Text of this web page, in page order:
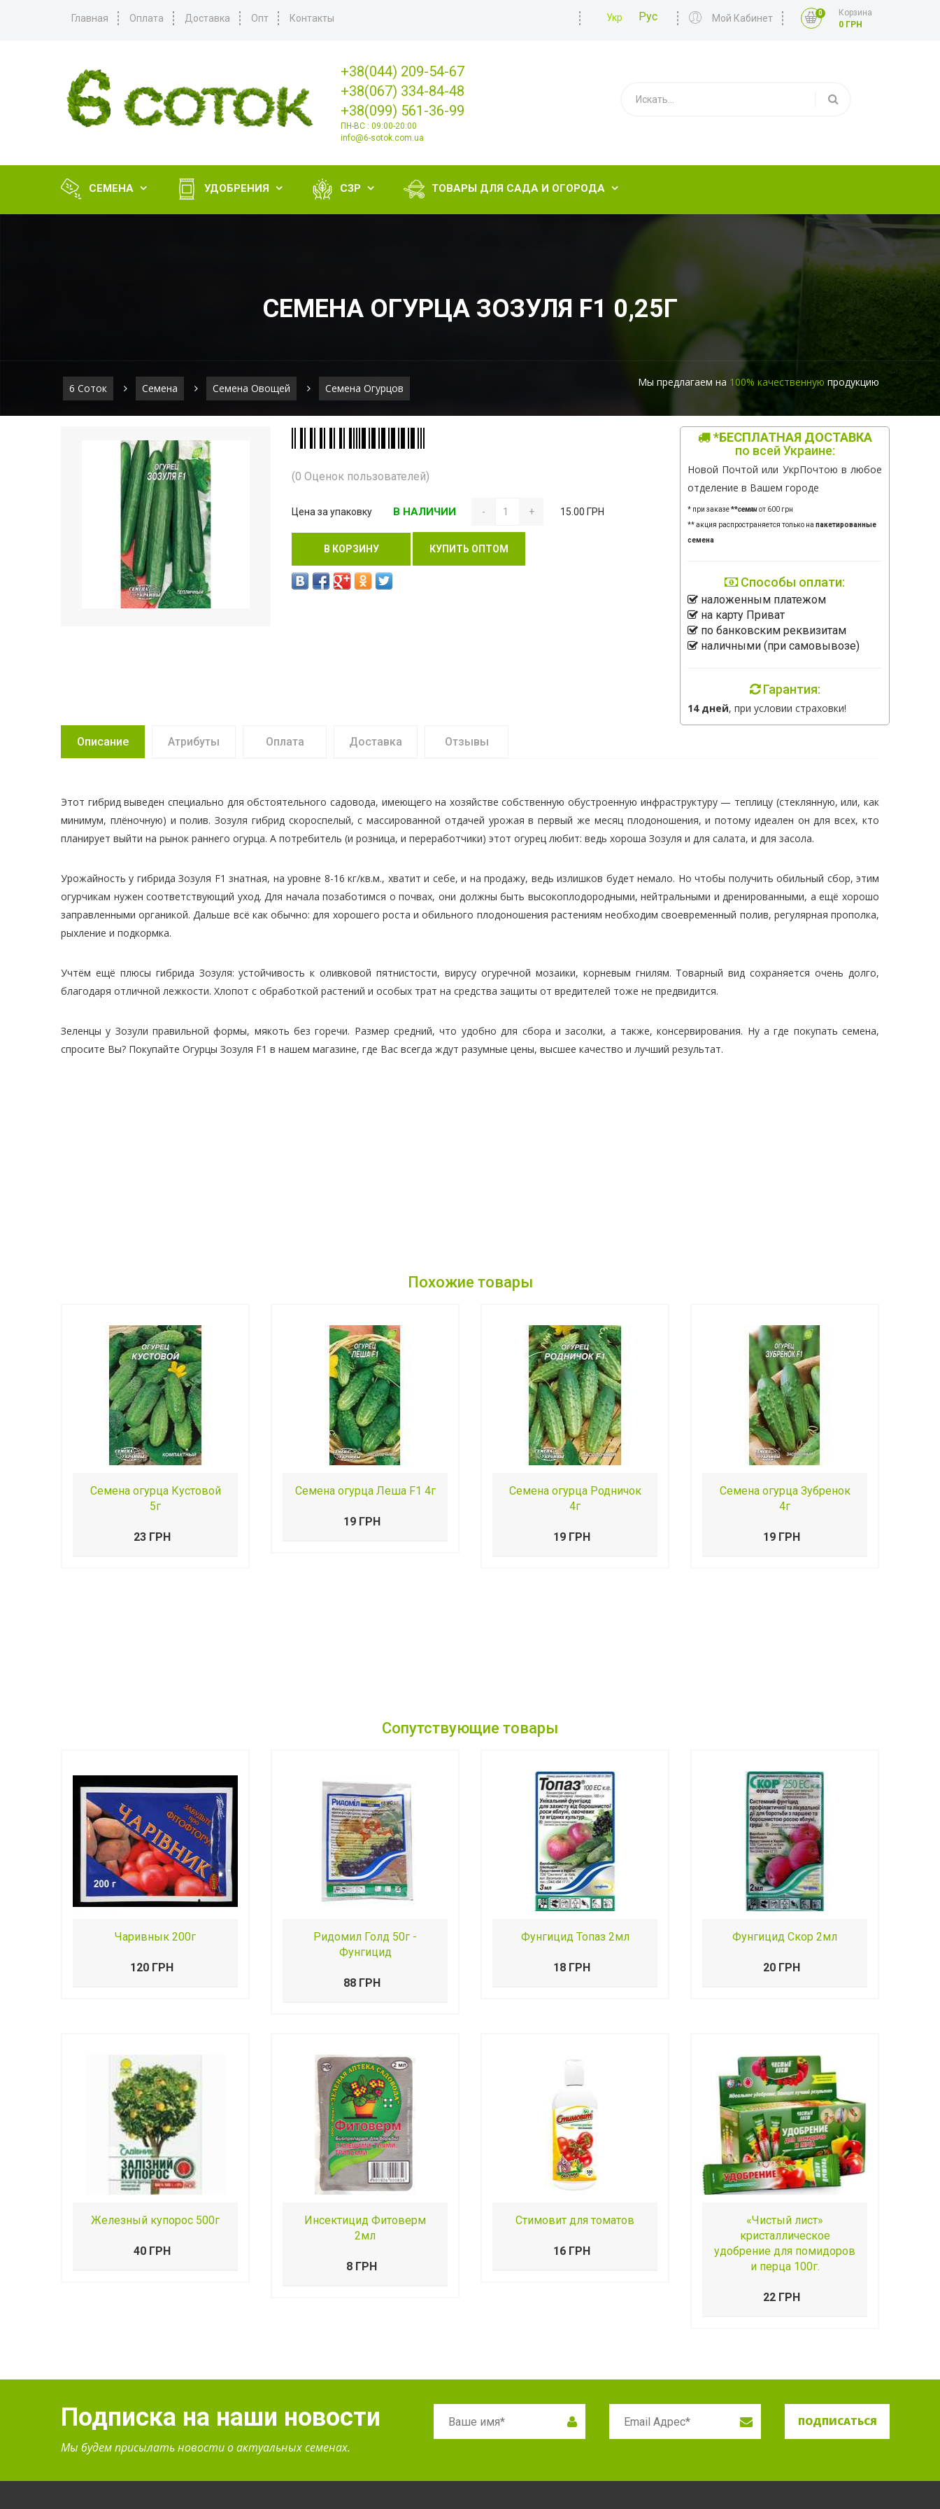
Главная Оплата Доставка Опт Контакты Укр Рус Мой Кабинет 0
Корзина
0 ГРН
+38(044) 209-54-67
+38(067) 334-84-48
+38(099) 561-36-99
ПН-ВС : 09:00-20:00
info@6-sotok.com.ua
СЕМЕНА  УДОБРЕНИЯ  СЗР  ТОВАРЫ ДЛЯ САДА И ОГОРОДА 
СЕМЕНА ОГУРЦА ЗОЗУЛЯ F1 0,25Г
6 Соток Семена Семена Овощей Семена Огурцов Мы предлагаем на 100% качественную продукцию
(0 Оценок пользователей)
Цена за упаковку В НАЛИЧИИ - + 15.00 ГРН
В КОРЗИНУ КУПИТЬ ОПТОМ
*БЕСПЛАТНАЯ ДОСТАВКА
по всей Украине:
Новой Почтой или УкрПочтою в любое
отделение в Вашем городе
* при заказе**семянот 600 грн
** акция распространяется только на пакетированные
семена
Способы оплати:
наложенным платежом
на карту Приват
по банковским реквизитам
наличными (при самовывозе)
Гарантия:
14 дней, при условии страховки!
Описание Атрибуты Оплата Доставка Отзывы
Этот гибрид выведен специально для обстоятельного садовода, имеющего на хозяйстве собственную обустроенную инфраструктуру — теплицу (стеклянную, или, как
минимум, плёночную) и полив. Зозуля гибрид скороспелый, с массированной отдачей урожая в первый же месяц плодоношения, и потому идеален он для всех, кто
планирует выйти на рынок раннего огурца. А потребитель (и розница, и переработчики) этот огурец любит: ведь хороша Зозуля и для салата, и для засола.
Урожайность у гибрида Зозуля F1 знатная, на уровне 8-16 кг/кв.м., хватит и себе, и на продажу, ведь излишков будет немало. Но чтобы получить обильный сбор, этим
огурчикам нужен соответствующий уход. Для начала позаботимся о почвах, они должны быть высокоплодородными, нейтральными и дренированными, а ещё хорошо
заправленными органикой. Дальше всё как обычно: для хорошего роста и обильного плодоношения растениям необходим своевременный полив, регулярная прополка,
рыхление и подкормка.
Учтём ещё плюсы гибрида Зозуля: устойчивость к оливковой пятнистости, вирусу огуречной мозаики, корневым гнилям. Товарный вид сохраняется очень долго,
благодаря отличной лежкости. Хлопот с обработкой растений и особых трат на средства защиты от вредителей тоже не предвидится.
Зеленцы у Зозули правильной формы, мякоть без горечи. Размер средний, что удобно для сбора и засолки, а также, консервирования. Ну а где покупать семена,
спросите Вы? Покупайте Огурцы Зозуля F1 в нашем магазине, где Вас всегда ждут разумные цены, высшее качество и лучший результат.
Похожие товары
Семена огурца Кустовой
5г
23 ГРН
Семена огурца Леша F1 4г
19 ГРН
Семена огурца Родничок
4г
19 ГРН
Семена огурца Зубренок
4г
19 ГРН
Сопутствующие товары
Чаривнык 200г
120 ГРН
Ридомил Голд 50г -
Фунгицид
88 ГРН
Фунгицид Топаз 2мл
18 ГРН
Фунгицид Скор 2мл
20 ГРН
Железный купорос 500г
40 ГРН
Инсектицид Фитоверм
2мл
8 ГРН
Стимовит для томатов
16 ГРН
«Чистый лист»
кристаллическое
удобрение для помидоров
и перца 100г.
22 ГРН
Подписка на наши новости
Мы будем присылать новости о актуальных семенах.
ПОДПИСАТЬСЯ